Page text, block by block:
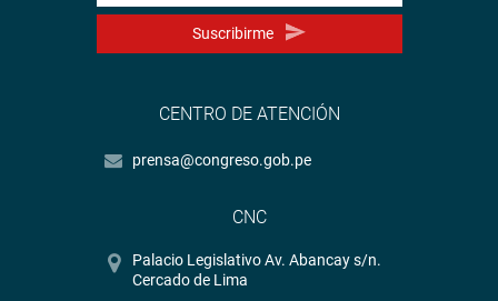
Suscribirme
CENTRO DE ATENCIÓN
prensa@congreso.gob.pe
CNC
Palacio Legislativo Av. Abancay s/n.
Cercado de Lima